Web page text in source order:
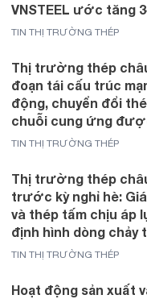
VNSTEEL ước tăng
TIN THỊ TRƯỜNG THÉP
Thị trường thép
đoạn tái cấu trúc
động, chuyển đổi
chuỗi cung ứng
TIN THỊ TRƯỜNG THÉP
Thị trường thép
trước kỳ nghỉ hè:
và thép tấm chịu áp
định hình dòng chảy
TIN THỊ TRƯỜNG THÉP
Hoạt động sản xuất